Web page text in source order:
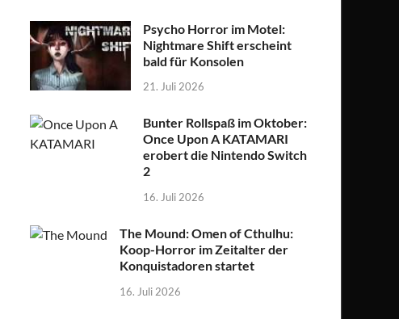
Psycho Horror im Motel:
Nightmare Shift erscheint
bald für Konsolen
21. Juli 2026
Bunter Rollspaß im Oktober:
Once Upon A KATAMARI
erobert die Nintendo Switch
2
16. Juli 2026
The Mound: Omen of Cthulhu:
Koop-Horror im Zeitalter der
Konquistadoren startet
16. Juli 2026